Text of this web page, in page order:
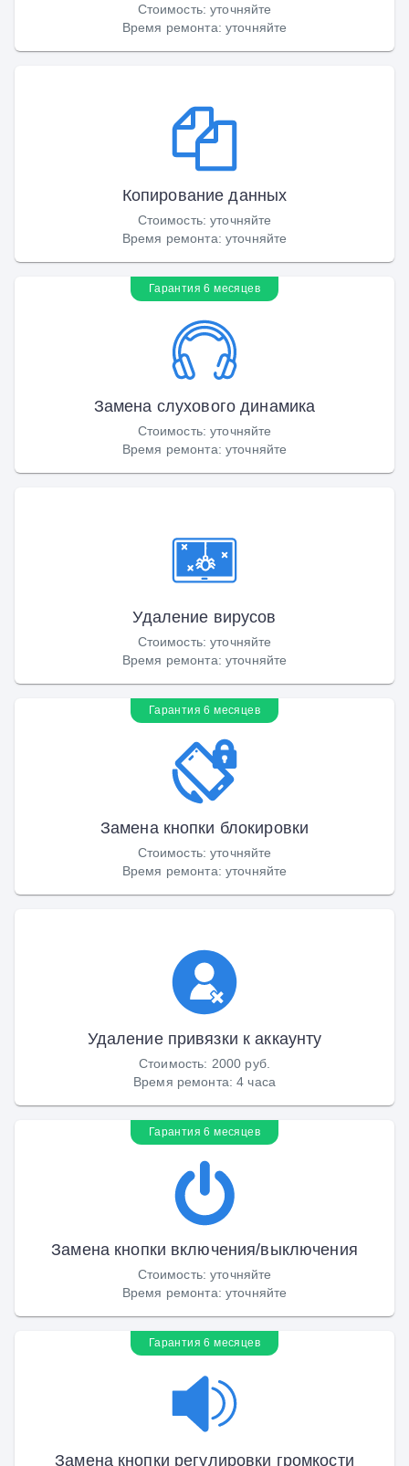
Стоимость:уточняйте
Время ремонта: уточняйте
Копирование данных
Стоимость:уточняйте
Время ремонта: уточняйте
Гарантия 6 месяцев
Замена слухового динамика
Стоимость:уточняйте
Время ремонта: уточняйте
Удаление вирусов
Стоимость:уточняйте
Время ремонта: уточняйте
Гарантия 6 месяцев
Замена кнопки блокировки
Стоимость:уточняйте
Время ремонта: уточняйте
Удаление привязки к аккаунту
Стоимость: 2000 руб.
Время ремонта:4 часа
Гарантия 6 месяцев
Замена кнопки включения/выключения
Стоимость:уточняйте
Время ремонта: уточняйте
Гарантия 6 месяцев
Замена кнопки регулировки громкости